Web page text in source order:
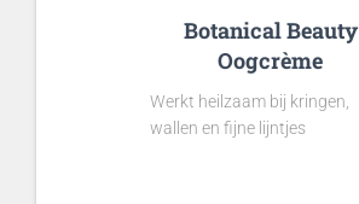
Botanical Beauty
Oogcrème
Werkt heilzaam bij kringen,
wallen en fijne lijntjes